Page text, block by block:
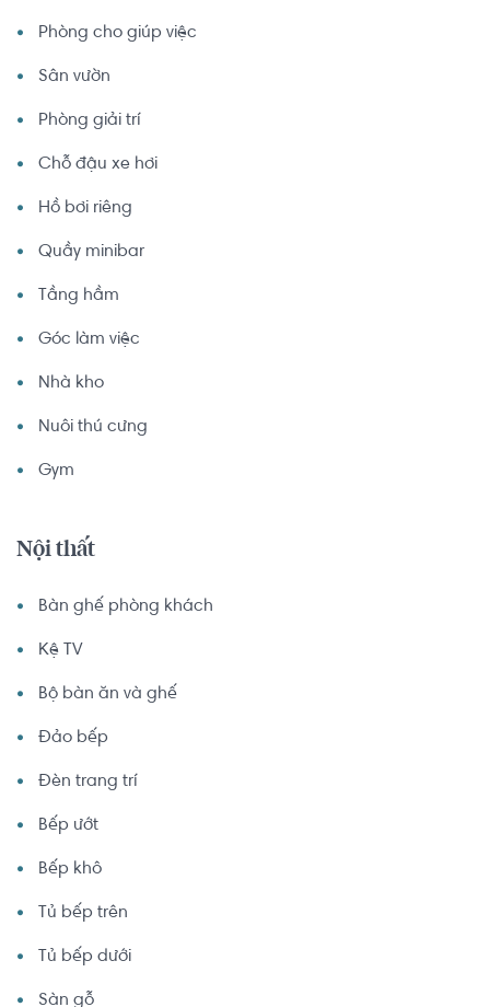
Phòng cho giúp việc
Sân vườn
Phòng giải trí
Chỗ đậu xe hơi
Hồ bơi riêng
Quầy minibar
Tầng hầm
Góc làm việc
Nhà kho
Nuôi thú cưng
Gym
Nội thất
Bàn ghế phòng khách
Kệ TV
Bộ bàn ăn và ghế
Đảo bếp
Đèn trang trí
Bếp ướt
Bếp khô
Tủ bếp trên
Tủ bếp dưới
Sàn gỗ